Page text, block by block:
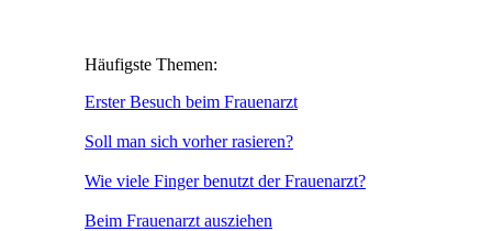
Häufigste Themen:
Erster Besuch beim Frauenarzt
Soll man sich vorher rasieren?
Wie viele Finger benutzt der Frauenarzt?
Beim Frauenarzt ausziehen